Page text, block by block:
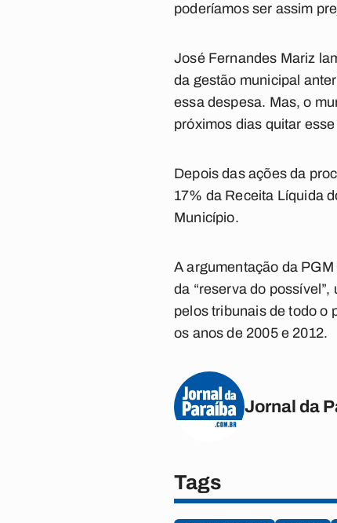
poderíamos ser assim
José Fernandes Mariz
da gestão municipal
essa despesa. Mas, o
próximos dias quitar
Depois das ações da
17% da Receita Líquida
Município.
A argumentação da
da “reserva do
pelos tribunais de todo o
os anos de 2005 e 2012.
Jornal da
Tags